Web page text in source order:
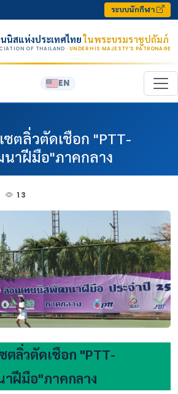
ระบบนักกีฬา
นิสแห่งประเทศไทยในพระบรมราชูปถัมภ์
OF THAILAND · UNDER HIS MAJESTY’S PATRONAGE
EN
ซตลิ่วตัดเชือก "PTT-
าฝีมือ"ภาคกลาง
13
ตลิ่วตัดเชือก "PTT-
ฝีมือ"ภาคกลาง